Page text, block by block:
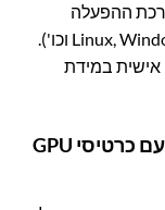
ההפעלה
המתאימה ביותר לצרכים שלכם (Linux, Windows Server וכו').
אישית במידת
2. האם ניתן לשדרג את השרת בעתיד עם כרטיסי GPU